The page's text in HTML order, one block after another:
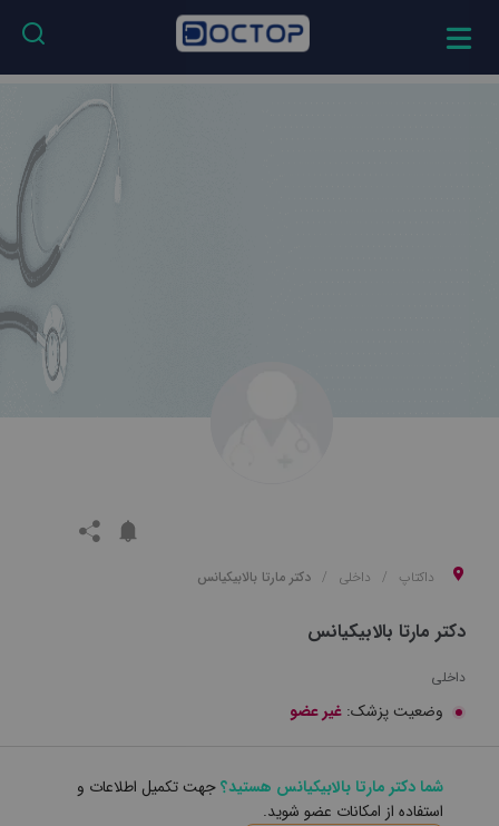
داکتاپ داخلی دکتر مارتا بالابیکیانس
دکتر مارتا بالابیکیانس
داخلی
وضعیت پزشک: غیر عضو
شما دکتر مارتا بالابیکیانس هستید؟جهت تکمیل اطلاعات و
استفاده از امکانات عضو شوید.